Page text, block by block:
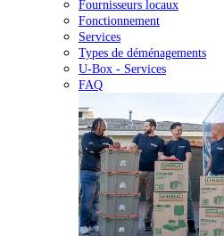
Fournisseurs locaux
Fonctionnement
Services
Types de déménagements
U-Box - Services
FAQ